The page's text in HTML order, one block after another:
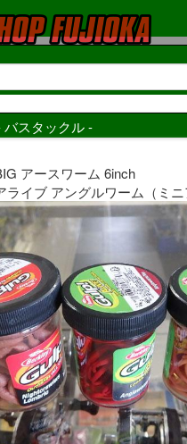
スタックル -
アースワーム 6inch
イブ アングルワーム（ミニ